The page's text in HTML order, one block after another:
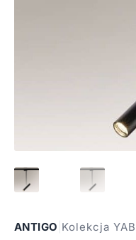
ANTIGO Kolekcja